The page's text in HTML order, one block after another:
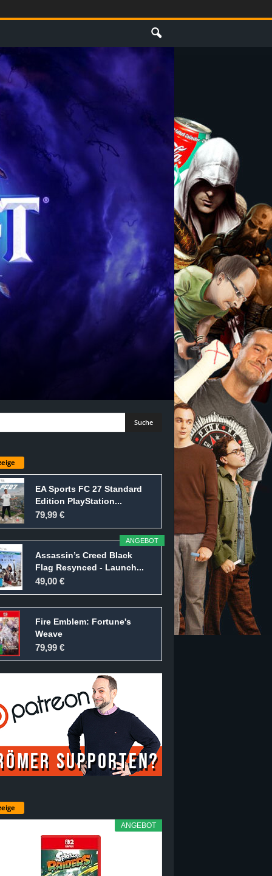
EA Sports FC 27 Standard
Edition PlayStation...
79,99 €
ANGEBOT
Assassin’s Creed Black
Flag Resynced - Launch...
49,00 €
Fire Emblem: Fortune's
Weave
79,99 €
ANGEBOT